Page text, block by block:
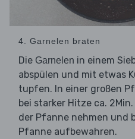
4. Garnelen braten
Die Garnelen in einem
abspülen und mit etwas
tupfen. In einer großen
bei starker Hitze ca.
der Pfanne nehmen und
Pfanne aufbewahren.